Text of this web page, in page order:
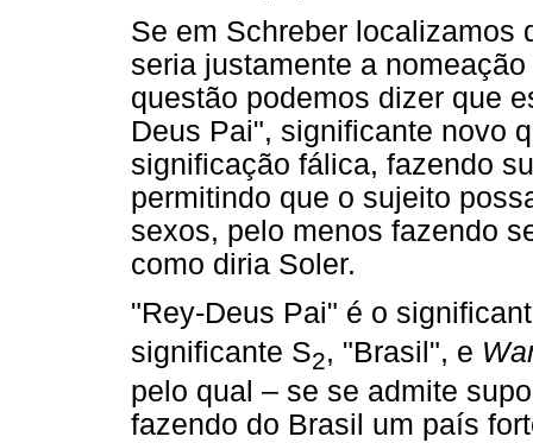
Se em Schreber localizamos
seria justamente a
questão podemos dizer que
Deus Pai", significante novo
significação fálica, fazendo
permitindo que o sujeito
sexos, pelo menos fazendo
como diria Soler.
"Rey-Deus Pai" é o
significante S2, "Brasil", e
pelo qual – se se admite
fazendo do Brasil um país